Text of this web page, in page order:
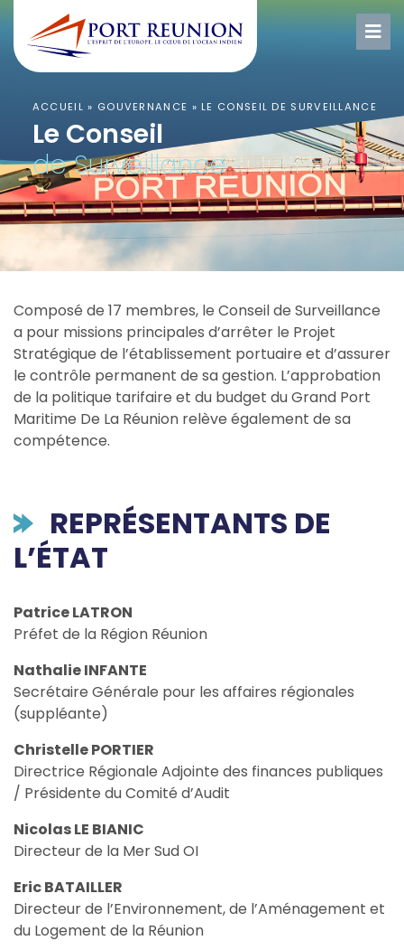
ACCUEIL » GOUVERNANCE » LE CONSEIL DE SURVEILLANCE
Le Conseil
de Surveillance
Composé de 17 membres, le Conseil de Surveillance
a pour missions principales d’arrêter le Projet
Stratégique de l’établissement portuaire et d’assurer
le contrôle permanent de sa gestion. L’approbation
de la politique tarifaire et du budget du Grand Port
Maritime De La Réunion relève également de sa
compétence.
REPRÉSENTANTS DE
L’ÉTAT
Patrice LATRON
Préfet de la Région Réunion
Nathalie INFANTE
Secrétaire Générale pour les affaires régionales
(suppléante)
Christelle PORTIER
Directrice Régionale Adjointe des finances publiques
/ Présidente du Comité d’Audit
Nicolas LE BIANIC
Directeur de la Mer Sud OI
Eric BATAILLER
Directeur de l’Environnement, de l’Aménagement et
du Logement de la Réunion